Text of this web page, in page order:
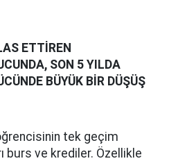
ETTİREN
SON 5 YILDA
BÜYÜK BİR DÜŞÜŞ
tek geçim
burs ve krediler. Özellikle